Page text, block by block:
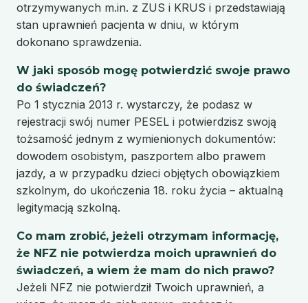
otrzymywanych m.in. z ZUS i KRUS i przedstawiają
stan uprawnień pacjenta w dniu, w którym
dokonano sprawdzenia.
W jaki sposób mogę potwierdzić swoje prawo
do świadczeń?
Po 1 stycznia 2013 r. wystarczy, że podasz w
rejestracji swój numer PESEL i potwierdzisz swoją
tożsamość jednym z wymienionych dokumentów:
dowodem osobistym, paszportem albo prawem
jazdy, a w przypadku dzieci objętych obowiązkiem
szkolnym, do ukończenia 18. roku życia – aktualną
legitymacją szkolną.
Co mam zrobić, jeżeli otrzymam informację,
że NFZ nie potwierdza moich uprawnień do
świadczeń, a wiem że mam do nich prawo?
Jeżeli NFZ nie potwierdził Twoich uprawnień, a